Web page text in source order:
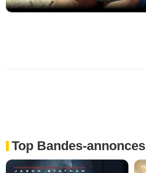
Top Bandes-annonces